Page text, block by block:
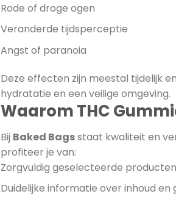
Rode of droge ogen
Veranderde tijdsperceptie
Angst of paranoia
Deze effecten zijn meestal tijdelijk
hydratatie en een veilige omgeving.
Waarom THC
Bij Baked Bagsstaat kwaliteit en
profiteer je van:
Zorgvuldig geselecteerde producten
Duidelijke informatie over inhoud en